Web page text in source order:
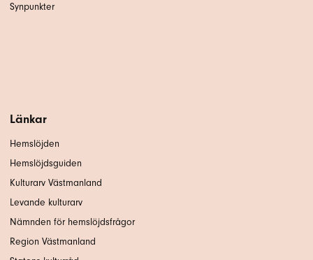
Synpunkter
Länkar
Hemslöjden
Hemslöjdsguiden
Kulturarv Västmanland
Levande kulturarv
Nämnden för hemslöjdsfrågor
Region Västmanland